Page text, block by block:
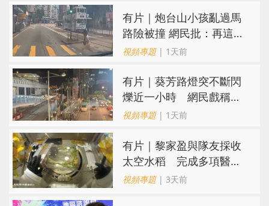
有片｜炮台山小孩亂過馬
路險被撞 網民批：再這樣
很快轉生
視頻專題| 1天前
有片｜葵芳路燈突不斷閃
爍近一小時 網民戲稱
「葵芳夜繽紛」
視頻專題| 1天前
有片｜黎家盈與隊友採收
太空水稻 完成多項醫學
檢查
視頻專題| 3天前